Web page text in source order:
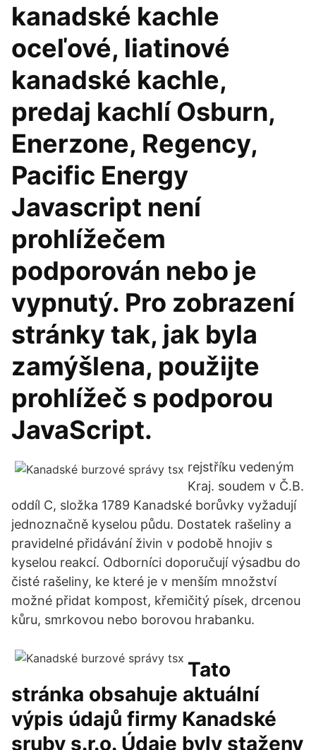
kanadské kachle
oceľové, liatinové
kanadské kachle,
predaj kachlí Osburn,
Enerzone, Regency,
Pacific Energy
Javascript není
prohlížečem
podporován nebo je
vypnutý. Pro zobrazení
stránky tak, jak byla
zamýšlena, použijte
prohlížeč s podporou
JavaScript.
rejstříku vedeným
Kraj. soudem v Č.B.
oddíl C, složka 1789 Kanadské borůvky vyžadují
jednoznačně kyselou půdu. Dostatek rašeliny a
pravidelné přidávání živin v podobě hnojiv s
kyselou reakcí. Odborníci doporučují výsadbu do
čisté rašeliny, ke které je v menším množství
možné přidat kompost, křemičitý písek, drcenou
kůru, smrkovou nebo borovou hrabanku.
Tato
stránka obsahuje aktuální
výpis údajů firmy Kanadské
sruby s.r.o. Údaje byly staženy